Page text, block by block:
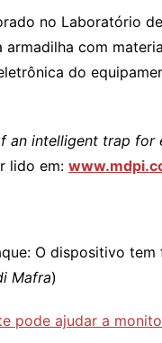
no Laboratório
armadilha com
do
an intelligent trap
lido em:
O dispositivo
Mafra)
pode ajudar a